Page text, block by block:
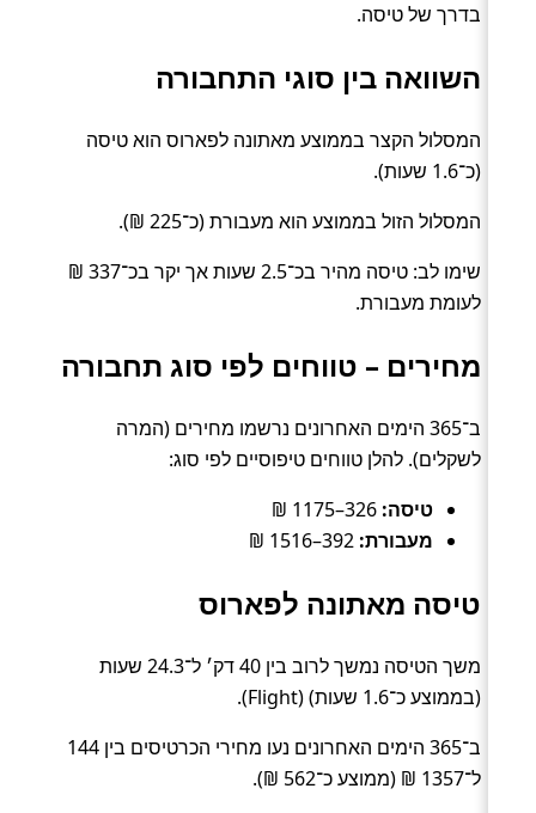
בדרך של טיסה.
השוואה בין סוגי התחבורה
המסלול הקצר בממוצע מאתונה לפארוס הוא טיסה
(כ־1.6 שעות).
המסלול הזול בממוצע הוא מעבורת (כ־225 ₪).
שימו לב: טיסה מהיר בכ־2.5 שעות אך יקר בכ־337 ₪
לעומת מעבורת.
מחירים – טווחים לפי סוג תחבורה
ב־365 הימים האחרונים נרשמו מחירים (המרה
לשקלים). להלן טווחים טיפוסיים לפי סוג:
טיסה:
מעבורת:
טיסה מאתונה לפארוס
משך הטיסה נמשך לרוב בין 40 דק׳ ל־24.3 שעות
(בממוצע כ־1.6 שעות) (Flight).
ב־365 הימים האחרונים נעו מחירי הכרטיסים בין 144
ל־1357 ₪ (ממוצע כ־562 ₪).